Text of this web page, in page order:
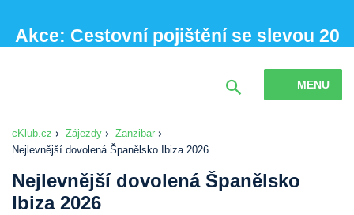
Akce: Cestovní pojištění se slevou 20
MENU
cKlub.cz Zájezdy
Zanzibar
Nejlevnější dovolená Španělsko Ibiza 2026
Nejlevnější dovolená Španělsko
Ibiza 2026